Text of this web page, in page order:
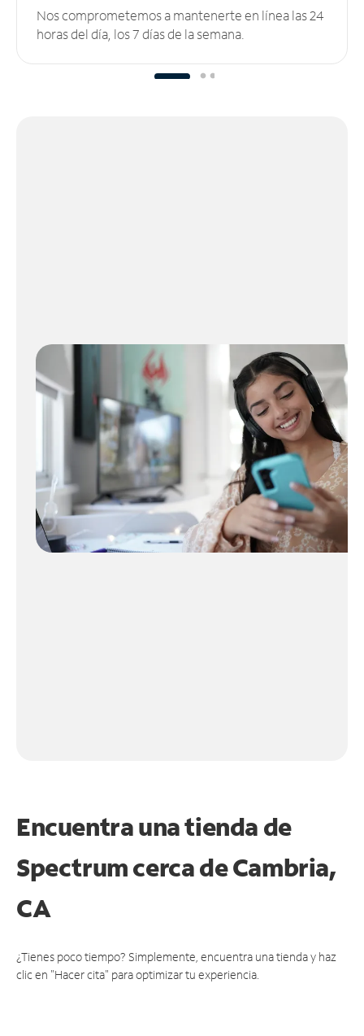
Nos comprometemos a mantenerte en línea las 24
horas del día, los 7 días de la semana.
Encuentra una tienda de
Spectrumcerca de Cambria,
CA
¿Tienes poco tiempo? Simplemente, encuentra una tienda y haz
clic en "Hacer cita" para optimizar tu experiencia.